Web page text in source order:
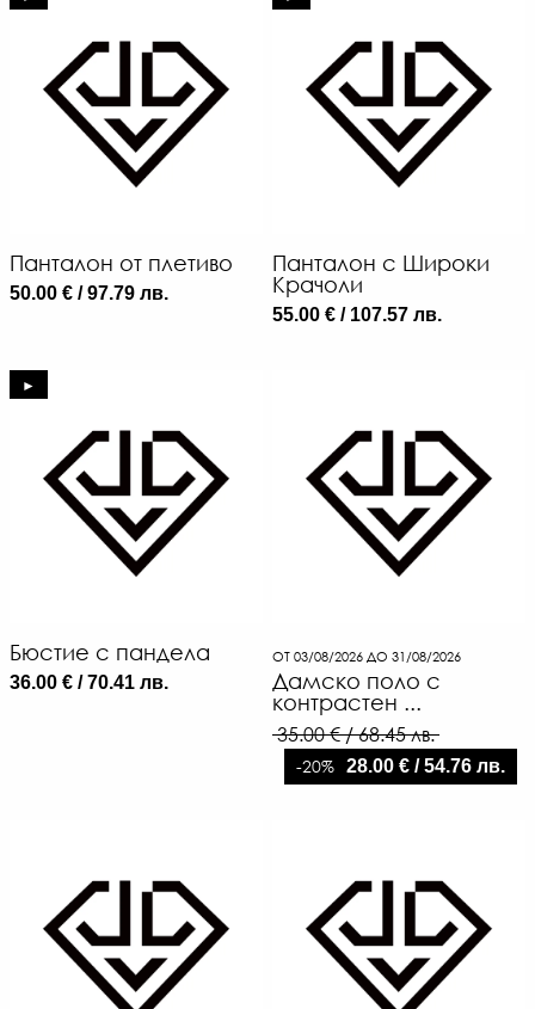
Панталон от плетиво
50.00 € / 97.79 лв.
Панталон с Широки
Крачоли
55.00 € / 107.57 лв.
►
Бюстие с пандела
36.00 € / 70.41 лв.
ОТ 03/08/2026 ДО 31/08/2026
Дамско поло с
контрастен ...
35.00 € / 68.45 лв.
-20% 28.00 € / 54.76 лв.